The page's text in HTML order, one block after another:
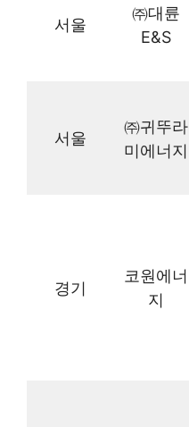
서울
㈜대륜
E&S
서울
㈜귀뚜라
미에너지
경기
코원에너
지